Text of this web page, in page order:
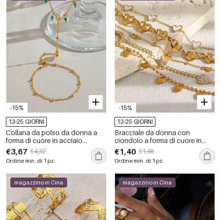
-15%
13-25 GIORNI
Collana da polso da donna a
forma di cuore in acciaio
inossidabile color oro
€3,67 €4,32
Ordine min. di 1 pz.
-15%
13-25 GIORNI
Bracciale da donna con
ciondolo a forma di cuore in
acciaio inossidabile,
impermeabile, color oro, con
strass e zirconi.
€1,40 €1,65
Ordine min. di 1 pz.
magazzino in Cina magazzino in Cina